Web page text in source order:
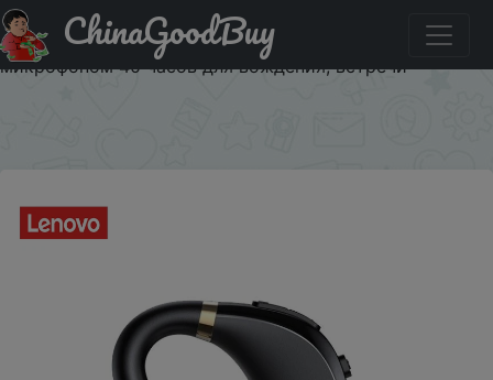
Придбати Bluetooth наушники Lenovo HX106 Pro с
ушным крючком, Bluetooth 5,0, наушники вкладыши с
микрофоном 40 часов для вождения, встречи
ChinaGoodBuy